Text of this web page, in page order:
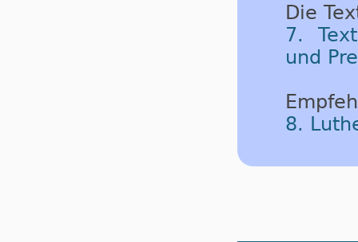
Die
7.
und
8.